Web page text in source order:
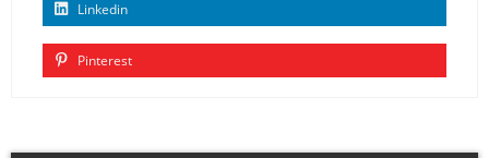
Linkedin
Pinterest